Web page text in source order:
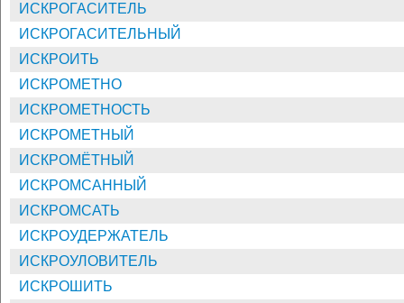
ИСКРОГАСИТЕЛЬ
ИСКРОГАСИТЕЛЬНЫЙ
ИСКРОИТЬ
ИСКРОМЕТНО
ИСКРОМЕТНОСТЬ
ИСКРОМЕТНЫЙ
ИСКРОМЁТНЫЙ
ИСКРОМСАННЫЙ
ИСКРОМСАТЬ
ИСКРОУДЕРЖАТЕЛЬ
ИСКРОУЛОВИТЕЛЬ
ИСКРОШИТЬ